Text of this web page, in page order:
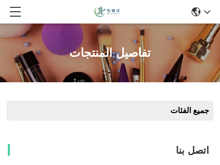
تفاصيل المنتجات
جميع الفئات
اتصل بنا